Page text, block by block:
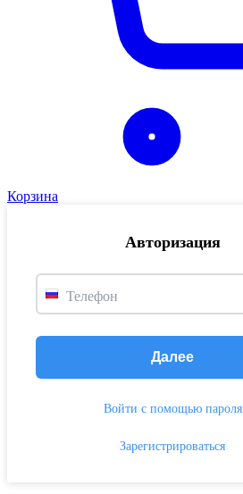
Корзина
Авторизация
Телефон
Далее
Войти с помощью пароля
Зарегистрироваться